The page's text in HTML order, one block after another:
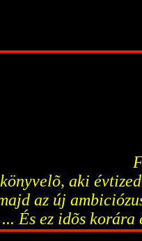
aki
az új
... És ez idõs